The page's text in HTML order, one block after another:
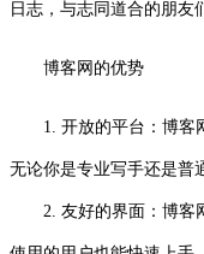
日志，与志同道合的朋友
博客网的优势
1. 开放的平台：博客
无论你是专业写手还是普
2. 友好的界面：博客网